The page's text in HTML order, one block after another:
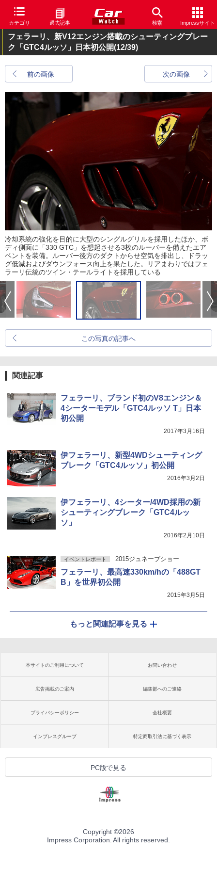
カテゴリ 過去記事 検索 Impressサイト
フェラーリ、新V12エンジン搭載のシューティングブレー
ク「GTC4ルッソ」日本初公開(12/39)
前の画像 次の画像
冷却系統の強化を目的に大型のシングルグリルを採用したほか、ボ
ディ側面に「330 GTC」を想起させる3枚のルーバーを備えたエア
ベントを装備。ルーバー後方のダクトからせ空気を排出し、ドラッ
グ低減およびダウンフォース向上を果たした。リアまわりではフェ
ラーリ伝統のツイン・テールライトを採用している
この写真の記事へ
関連記事
フェラーリ、ブランド初のV8エンジン＆
4シーターモデル「GTC4ルッソ T」日本
初公開
2017年3月16日
伊フェラーリ、新型4WDシューティング
ブレーク「GTC4ルッソ」初公開
2016年3月2日
伊フェラーリ、4シーター/4WD採用の新
シューティングブレーク「GTC4ルッ
ソ」
2016年2月10日
イベントレポート 2015ジュネーブショー
フェラーリ、最高速330km/hの「488GT
B」を世界初公開
2015年3月5日
もっと関連記事を見る
本サイトのご利用について お問い合わせ
広告掲載のご案内 編集部へのご連絡
プライバシーポリシー 会社概要
インプレスグループ 特定商取引法に基づく表示
PC版で見る
Copyright ©2026
Impress Corporation. All rights reserved.